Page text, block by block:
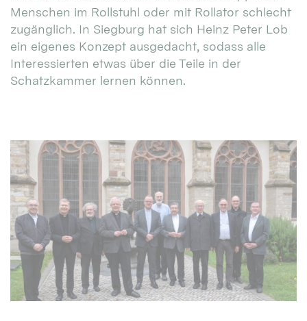
Menschen im Rollstuhl oder mit Rollator schlecht
zugänglich. In Siegburg hat sich Heinz Peter Lob
ein eigenes Konzept ausgedacht, sodass alle
Interessierten etwas über die Teile in der
Schatzkammer lernen können.